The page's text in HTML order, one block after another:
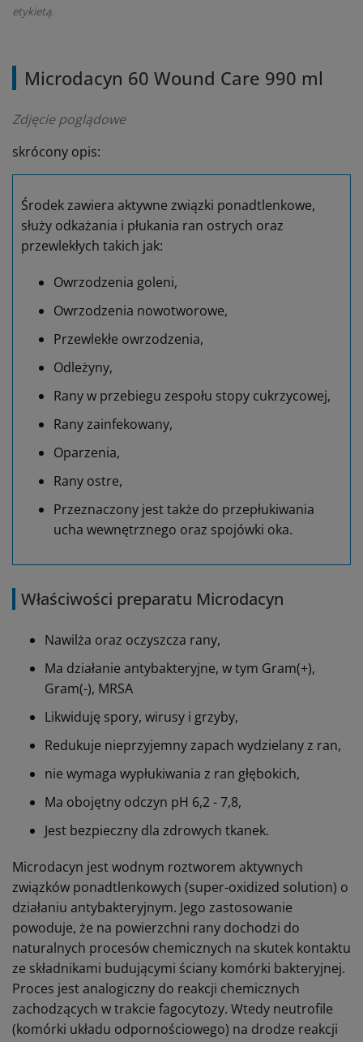
etykietą.
Microdacyn 60 Wound Care 990 ml
Zdjęcie poglądowe
skrócony opis:
Środek zawiera aktywne związki ponadtlenkowe,
służy odkażania i płukania ran ostrych oraz
przewlekłych takich jak:
Owrzodzenia goleni,
Owrzodzenia nowotworowe,
Przewlekłe owrzodzenia,
Odleżyny,
Rany w przebiegu zespołu stopy cukrzycowej,
Rany zainfekowany,
Oparzenia,
Rany ostre,
Przeznaczony jest także do przepłukiwania
ucha wewnętrznego oraz spojówki oka.
Właściwości preparatu Microdacyn
Nawilża oraz oczyszcza rany,
Ma działanie antybakteryjne, w tym Gram(+),
Gram(-), MRSA
Likwiduję spory, wirusy i grzyby,
Redukuje nieprzyjemny zapach wydzielany z ran,
nie wymaga wypłukiwania z ran głębokich,
Ma obojętny odczyn pH 6,2 - 7,8,
Jest bezpieczny dla zdrowych tkanek.
Microdacyn jest wodnym roztworem aktywnych
związków ponadtlenkowych (super-oxidized solution) o
działaniu antybakteryjnym. Jego zastosowanie
powoduje, że na powierzchni rany dochodzi do
naturalnych procesów chemicznych na skutek kontaktu
ze składnikami budującymi ściany komórki bakteryjnej.
Proces jest analogiczny do reakcji chemicznych
zachodzących w trakcie fagocytozy. Wtedy neutrofile
(komórki układu odpornościowego) na drodze reakcji